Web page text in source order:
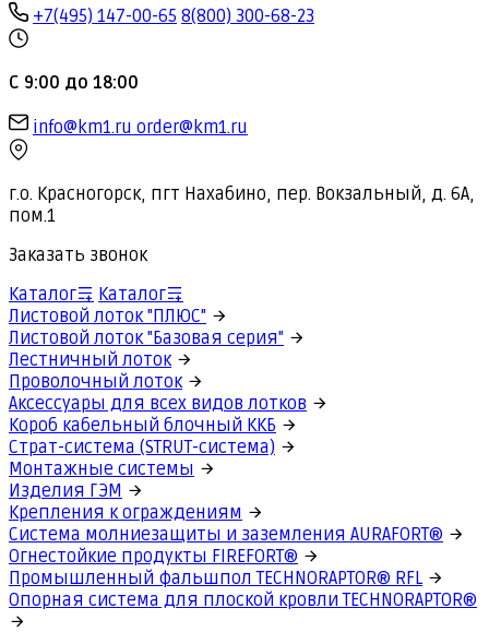
+7(495) 147-00-65 8(800) 300-68-23
С 9:00 до 18:00
info@km1.ru order@km1.ru
г.о. Красногорск, пгт Нахабино, пер. Вокзальный, д. 6А,
пом.1
Заказать звонок
Каталог
Каталог
Листовой лоток "ПЛЮС"
Листовой лоток "Базовая серия"
Лестничный лоток
Проволочный лоток
Аксессуары для всех видов лотков
Короб кабельный блочный ККБ
Страт-система (STRUT-система)
Монтажные системы
Изделия ГЭМ
Крепления к ограждениям
Система молниезащиты и заземления AURAFORT®
Огнестойкие продукты FIREFORT®
Промышленный фальшпол TECHNORAPTOR® RFL
Опорная система для плоской кровли TECHNORAPTOR®